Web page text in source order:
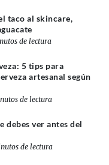
taco al skincare,
de lectura
5 tips para
artesanal según
de lectura
debes ver antes del
de lectura